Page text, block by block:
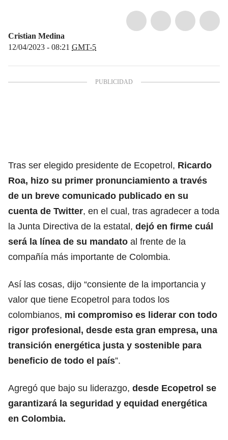
Cristian Medina
12/04/2023 - 08:21 GMT-5
Tras ser elegido presidente de Ecopetrol, Ricardo
Roa, hizo su primer pronunciamiento a través
de un breve comunicado publicado en su
cuenta de Twitter, en el cual, tras agradecer a toda
la Junta Directiva de la estatal, dejó en firme cuál
será la línea de su mandato al frente de la
compañía más importante de Colombia.
Así las cosas, dijo “consiente de la importancia y
valor que tiene Ecopetrol para todos los
colombianos, mi compromiso es liderar con todo
rigor profesional, desde esta gran empresa, una
transición energética justa y sostenible para
beneficio de todo el país”.
Agregó que bajo su liderazgo, desde Ecopetrol se
garantizará la seguridad y equidad energética
en Colombia.